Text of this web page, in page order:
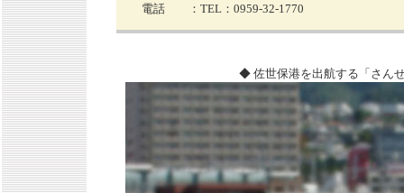
電話 ： TEL：0959-32-1770
◆ 佐世保港を出航する「さん